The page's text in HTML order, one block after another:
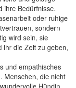
ihre Bedürfnisse.
oder ruhige
sondern
wird sein, sie
ihr die Zeit zu geben,
und empathisches
Menschen, die nicht
Hündin,